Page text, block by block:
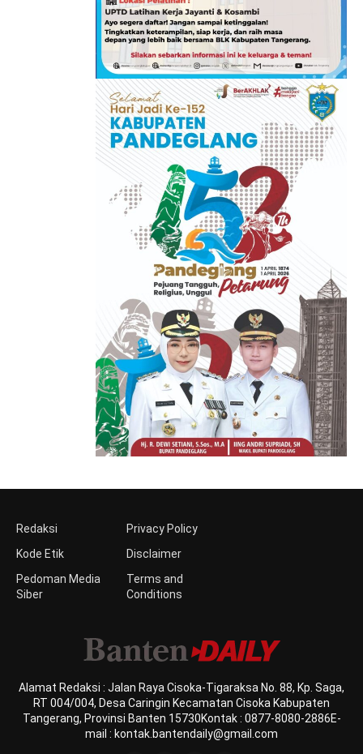
Redaksi
Kode Etik
Pedoman Media
Siber
Privacy Policy
Disclaimer
Terms and
Conditions
Alamat Redaksi : Jalan Raya Cisoka-Tigaraksa No. 88, Kp. Saga,
RT 004/004, Desa Caringin Kecamatan Cisoka Kabupaten
Tangerang, Provinsi Banten 15730Kontak : 0877-8080-2886E-
mail : kontak.bantendaily@gmail.com